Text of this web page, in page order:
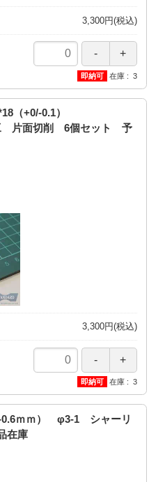
3,300円(税込)
在庫 3
（+0/-0.1）
片面切削 6個セット 予
3,300円(税込)
在庫 3
ｍｍ） φ3-1 シャーリ
在庫